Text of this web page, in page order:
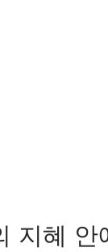
지혜